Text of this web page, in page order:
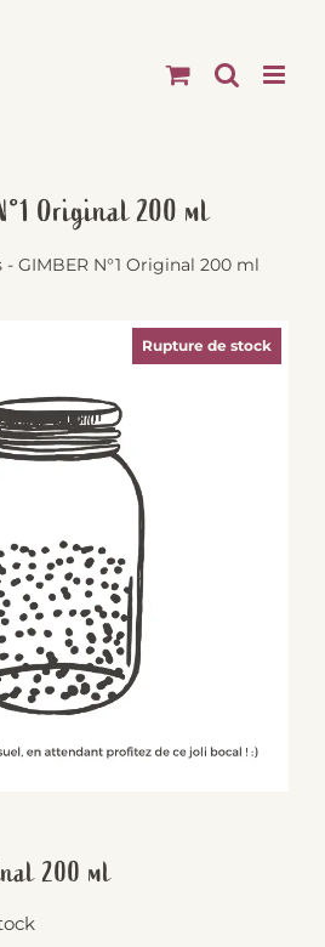
Original 200 ml
- GIMBER N°1 Original 200 ml
200 ml
Rupture de stock